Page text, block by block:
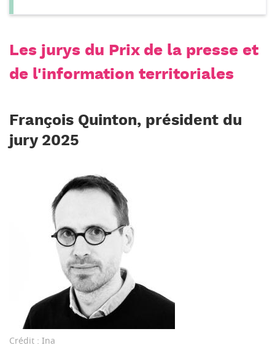
Les jurys du Prix de la presse et
de l'information territoriales
François Quinton, président du
jury 2025
Crédit : Ina